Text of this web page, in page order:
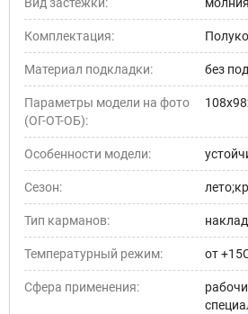
Комплектация:
Материал подкладки: без
Параметры модели на фото
(ОГ-ОТ-ОБ):
Особенности модели:
Сезон:
Тип карманов:
Температурный режим: от
Сфера применения: